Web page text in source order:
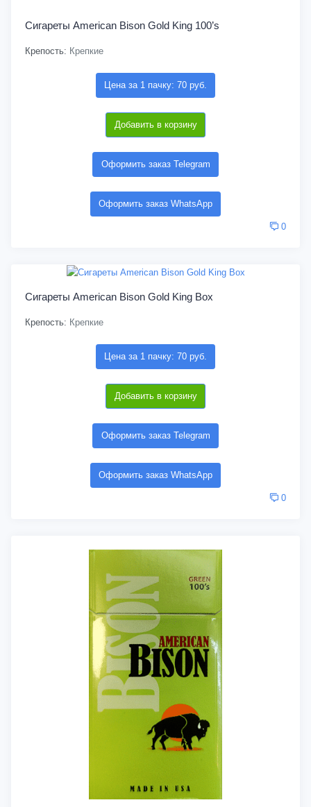
Сигареты American Bison Gold King 100’s
Крепость: Крепкие
Цена за 1 пачку: 70 руб.
Добавить в корзину
Оформить заказ Telegram
Оформить заказ WhatsApp
0
Сигареты American Bison Gold King Box
Крепость: Крепкие
Цена за 1 пачку: 70 руб.
Добавить в корзину
Оформить заказ Telegram
Оформить заказ WhatsApp
0